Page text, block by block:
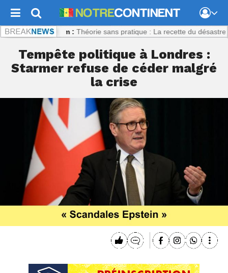
: Théorie sans pratique : La recette du désastre des
Tempête politique à Londres :
Starmer refuse de céder malgré
la crise